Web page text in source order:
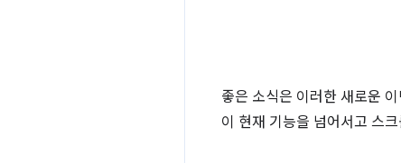
좋은 소식은 이러한 새로운
이 현재 기능을 넘어서고 스